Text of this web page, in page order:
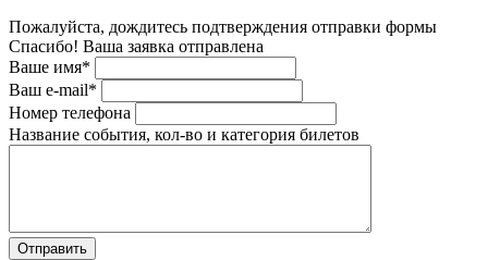
Пожалуйста, дождитесь подтверждения отправки формы
Спасибо! Ваша заявка отправлена
Ваше имя*
Ваш e-mail*
Номер телефона
Название события, кол-во и категория билетов